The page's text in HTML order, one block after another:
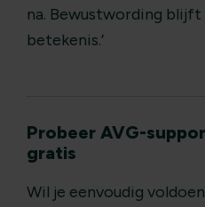
na. Bewustwording blijft
betekenis.’
Probeer AVG-
gratis
Wil je eenvoudig